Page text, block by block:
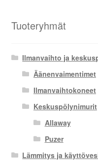
Tuoteryhmät
Ilmanvaihto ja
Äänenvaimentimet
Ilmanvaihtokoneet
Keskuspölynimurit
Allaway
Puzer
Lämmitys ja